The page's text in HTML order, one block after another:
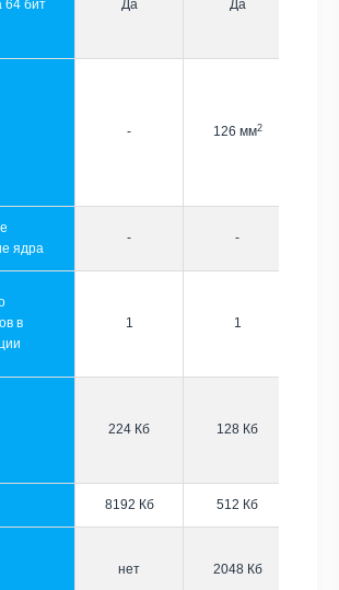
64 бит Да Да
- 126 мм2
ядра
- -
в
1 1
224 Кб 128 Кб
8192 Кб 512 Кб
нет 2048 Кб